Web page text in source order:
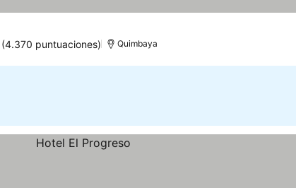
(4.370 puntuaciones) Quimbaya